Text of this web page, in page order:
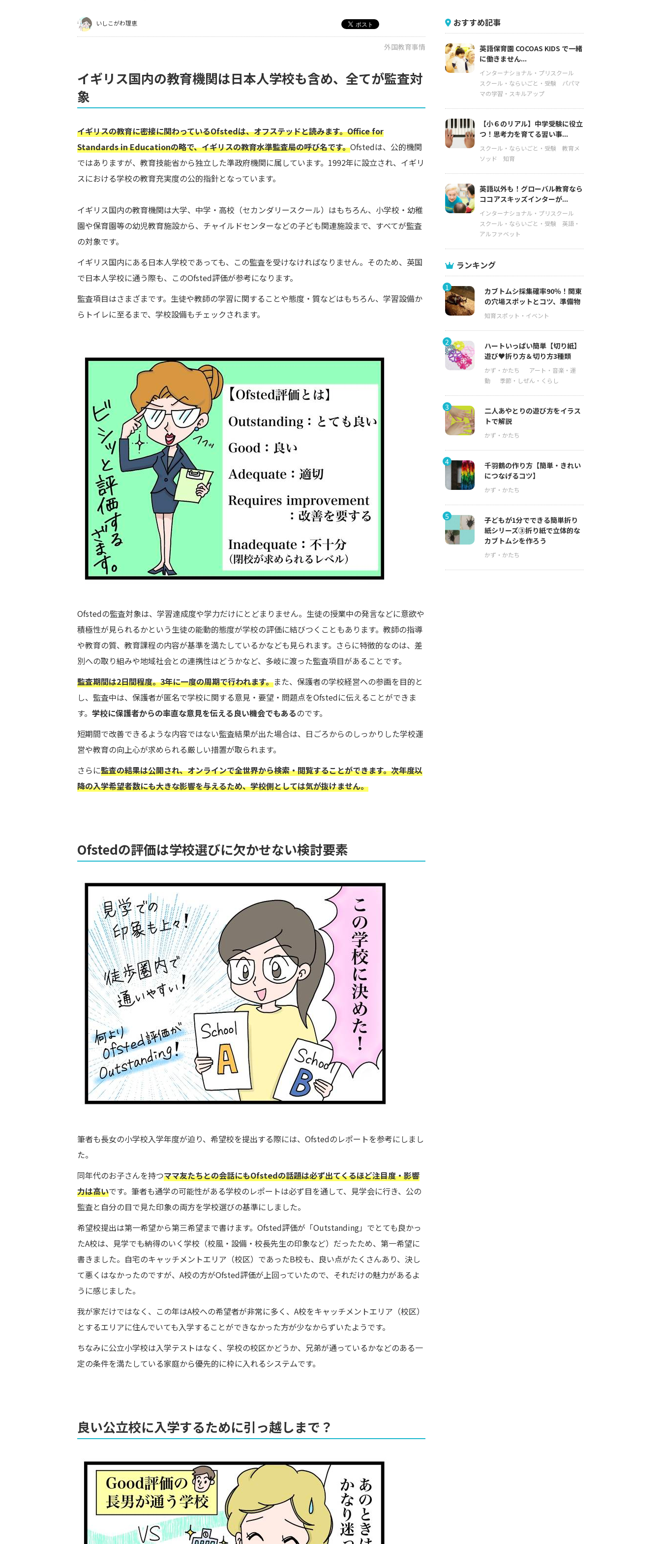
いしこがわ理恵
外国教育事情
イギリス国内の教育機関は日本人学校も含め、全てが監査対
象
イギリスの教育に密接に関わっているOfstedは、オフステッドと読みます。Office for
Standards in Educationの略で、イギリスの教育水準監査局の呼び名です。Ofstedは、公的機関
ではありますが、教育技能省から独立した準政府機関に属しています。1992年に設立され、イギリ
スにおける学校の教育充実度の公的指針となっています。
イギリス国内の教育機関は大学、中学・高校（セカンダリースクール）はもちろん、小学校・幼稚
園や保育園等の幼児教育施設から、チャイルドセンターなどの子ども関連施設まで、すべてが監査
の対象です。
イギリス国内にある日本人学校であっても、この監査を受けなければなりません。そのため、英国
で日本人学校に通う際も、このOfsted評価が参考になります。
監査項目はさまざまです。生徒や教師の学習に関することや態度・質などはもちろん、学習設備か
らトイレに至るまで、学校設備もチェックされます。
Ofstedの監査対象は、学習達成度や学力だけにとどまりません。生徒の授業中の発言などに意欲や
積極性が見られるかという生徒の能動的態度が学校の評価に結びつくこともあります。教師の指導
や教育の質、教育課程の内容が基準を満たしているかなども見られます。さらに特徴的なのは、差
別への取り組みや地域社会との連携性はどうかなど、多岐に渡った監査項目があることです。
監査期間は2日間程度。3年に一度の周期で行われます。また、保護者の学校経営への参画を目的と
し、監査中は、保護者が匿名で学校に関する意見・要望・問題点をOfstedに伝えることができま
す。 学校に保護者からの率直な意見を伝える良い機会でもあるのです。
短期間で改善できるような内容ではない監査結果が出た場合は、日ごろからのしっかりした学校運
営や教育の向上心が求められる厳しい措置が取られます。
さらに監査の結果は公開され、オンラインで全世界から検索・閲覧することができます。次年度以
降の入学希望者数にも大きな影響を与えるため、学校側としては気が抜けません。
Ofstedの評価は学校選びに欠かせない検討要素
筆者も長女の小学校入学年度が迫り、希望校を提出する際には、Ofstedのレポートを参考にしまし
た。
同年代のお子さんを持つママ友たちとの会話にもOfstedの話題は必ず出てくるほど注目度・影響
力は高いです。筆者も通学の可能性がある学校のレポートは必ず目を通して、見学会に行き、公の
監査と自分の目で見た印象の両方を学校選びの基準にしました。
希望校提出は第一希望から第三希望まで書けます。Ofsted評価が「Outstanding」でとても良かっ
たA校は、見学でも納得のいく学校（校風・設備・校長先生の印象など）だったため、第一希望に
書きました。自宅のキャッチメントエリア（校区）であったB校も、良い点がたくさんあり、決し
て悪くはなかったのですが、A校の方がOfsted評価が上回っていたので、それだけの魅力があるよ
うに感じました。
我が家だけではなく、この年はA校への希望者が非常に多く、A校をキャッチメントエリア（校区）
とするエリアに住んでいても入学することができなかった方が少なからずいたようです。
ちなみに公立小学校は入学テストはなく、学校の校区かどうか、兄弟が通っているかなどのある一
定の条件を満たしている家庭から優先的に枠に入れるシステムです。
良い公立校に入学するために引っ越しまで？
おすすめ記事
英語保育園 COCOAS KIDS で一緒
に働きません...
インターナショナル・プリスクール
スクール・ならいごと・受験
パパマ
マの学習・スキルアップ
【小６のリアル】中学受験に役立
つ！思考力を育てる習い事...
スクール・ならいごと・受験
教育メ
ソッド
知育
英語以外も！グローバル教育なら
ココアスキッズインターが...
インターナショナル・プリスクール
スクール・ならいごと・受験
英語・
アルファベット
ランキング
1
カブトムシ採集確率90％！関東
の穴場スポットとコツ、準備物
2
ハートいっぱい簡単【切り紙】
遊び♥折り方＆切り方3種類
3
二人あやとりの遊び方をイラス
トで解説
4
千羽鶴の作り方【簡単・きれい
につなげるコツ】
5
子どもが1分でできる簡単折り
紙シリーズ③折り紙で立体的な
カブトムシを作ろう